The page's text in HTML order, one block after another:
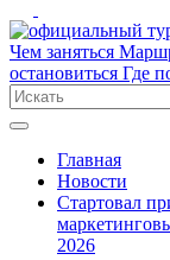
Чем заняться
остановиться Где
Главная
Новости
Стартовал
2026